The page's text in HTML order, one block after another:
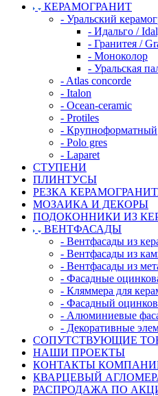
КЕРАМОГРАНИТ
- Уральский
- Идальго /
- Гранитея /
- Моноколор
- Уральская
- Atlas concorde
- Italon
- Ocean-ceramic
- Protiles
- Крупноформатный
- Polo gres
- Laparet
СТУПЕНИ
ПЛИНТУСЫ
РЕЗКА
МОЗАИКА И ДЕКОРЫ
ПОДОКОННИКИ ИЗ
ВЕНТФАСАДЫ
- Вентфасады из
- Вентфасады из
- Вентфасады из
- Фасадные
- Кляммера для
- Фасадный
- Алюминиевые
- Декоративные
СОПУТСТВУЮЩИЕ
НАШИ ПРОЕКТЫ
КОНТАКТЫ
КВАРЦЕВЫЙ
РАСПРОДАЖА ПО